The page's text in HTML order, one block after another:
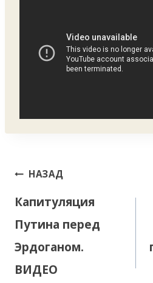
Навигация
записям
НАЗАД
Капитуляция
Путина перед
Эрдоганом.
ВИДЕО